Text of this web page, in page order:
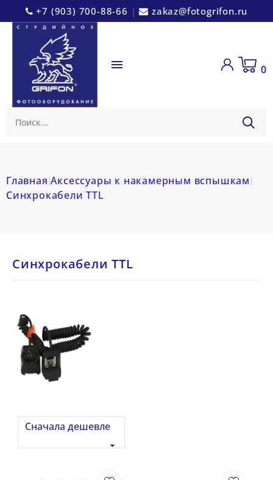
+7 (903) 700-88-66 | zakaz@fotogrifon.ru
 0
Главная Аксессуары к накамерным вспышкам
Синхрокабели TTL
Синхрокабели TTL
Сначала дешевле
